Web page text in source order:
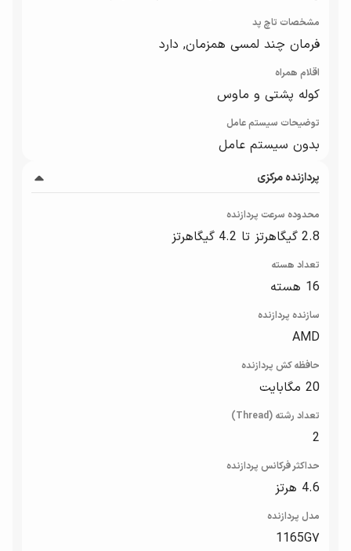
مشخصات تاچ پد
فرمان چند لمسی همزمان, دارد
اقلام همراه
کوله پشتی و ماوس
توضیحات سیستم عامل
بدون سیستم عامل
پردازنده مرکزی
محدوده سرعت پردازنده
2.8 گیگاهرتز تا 4.2 گیگاهرتز
تعداد هسته
16 هسته
سازنده پردازنده
AMD
حافظه کش پردازنده
20 مگابایت
تعداد رشته (Thread)
2
حداکثر فرکانس پردازنده
4.6 هرتز
مدل پردازنده
1165G۷